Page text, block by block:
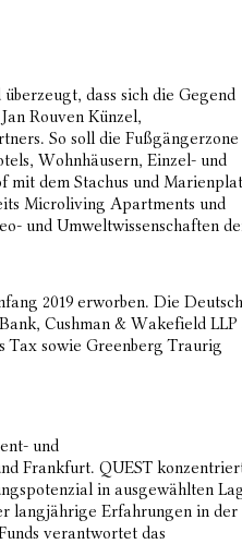
dass sich die Gegend
Rouven Künzel,
So soll die
Wohnhäusern, Einzel- und
mit dem Stachus und
Microliving Apartments und
und Umweltwissenschaften
2019 erworben. Die
Cushman & Wakefield LLP
Tax sowie Greenberg Traurig
und
Frankfurt. QUEST
in ausgewählten
langjährige Erfahrungen in der
verantwortet das